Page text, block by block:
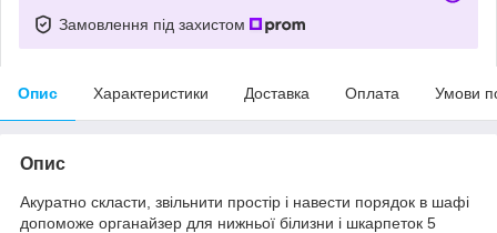
Замовлення під захистом
Опис Характеристики Доставка Оплата Умови
Опис
Акуратно скласти, звільнити простір і навести порядок в шафі
допоможе органайзер для нижньої білизни і шкарпеток 5